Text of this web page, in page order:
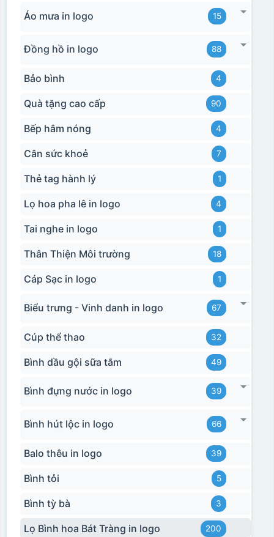
Áo mưa in logo 15
Đồng hồ in logo 88
Bảo bình 4
Quà tặng cao cấp 90
Bếp hâm nóng 4
Cân sức khoẻ 7
Thẻ tag hành lý 1
Lọ hoa pha lê in logo 4
Tai nghe in logo 1
Thân Thiện Môi trường 18
Cáp Sạc in logo 1
Biểu trưng - Vinh danh in logo 67
Cúp thể thao 32
Bình dầu gội sữa tắm 49
Bình đựng nước in logo 39
Bình hút lộc in logo 66
Balo thêu in logo 39
Bình tỏi 5
Bình tỳ bà 3
Lọ Bình hoa Bát Tràng in logo 200